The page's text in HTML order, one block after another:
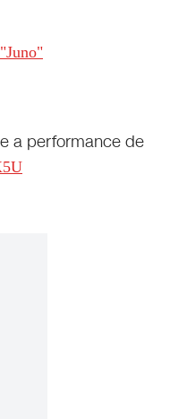
a performance de